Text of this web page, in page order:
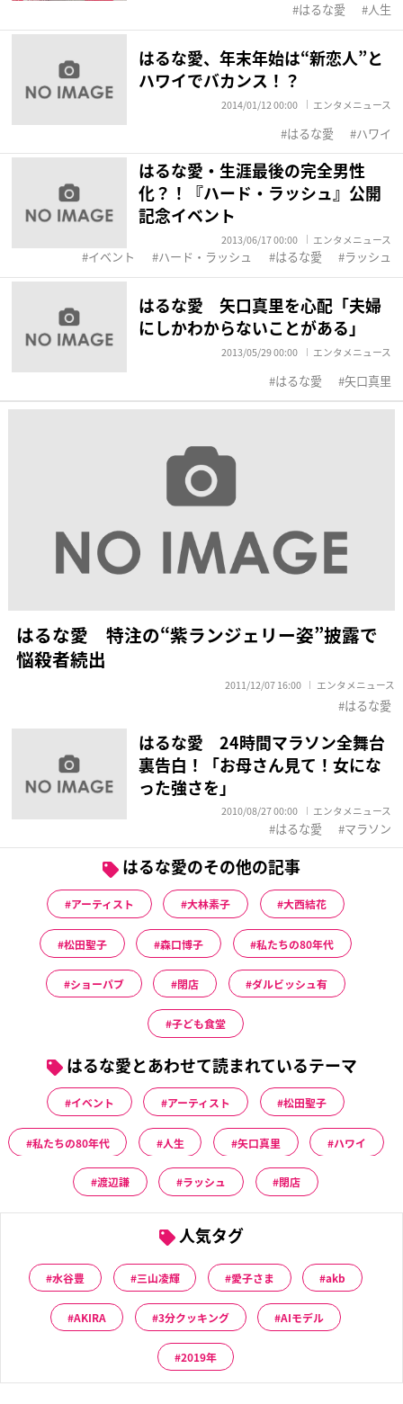
はるな愛 人生
はるな愛、年末年始は“新恋人”と
ハワイでバカンス！？
2014/01/12 00:00 エンタメニュース
はるな愛 ハワイ
はるな愛・生涯最後の完全男性
化？！『ハード・ラッシュ』公開
記念イベント
2013/06/17 00:00 エンタメニュース
イベント ハード・ラッシュ はるな愛 ラッシュ
はるな愛 矢口真里を心配「夫婦
にしかわからないことがある」
2013/05/29 00:00 エンタメニュース
はるな愛 矢口真里
はるな愛 特注の“紫ランジェリー姿”披露で
悩殺者続出
2011/12/07 16:00 エンタメニュース
はるな愛
はるな愛 24時間マラソン全舞台
裏告白！「お母さん見て！女にな
った強さを」
2010/08/27 00:00 エンタメニュース
はるな愛 マラソン
はるな愛のその他の記事
アーティスト 大林素子 大西結花
松田聖子 森口博子 私たちの80年代
ショーパブ 閉店 ダルビッシュ有
子ども食堂
はるな愛とあわせて読まれているテーマ
イベント アーティスト 松田聖子
私たちの80年代 人生 矢口真里 ハワイ
渡辺謙 ラッシュ 閉店
人気タグ
水谷豊 三山凌輝 愛子さま akb
AKIRA 3分クッキング AIモデル
2019年